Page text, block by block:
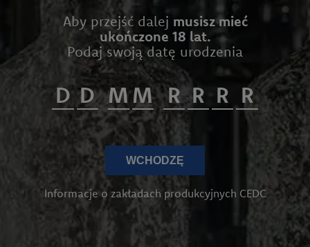
Aby przejść dalej musisz mieć
ukończone 18 lat.
Podaj swoją datę urodzenia
WCHODZĘ
Informacje o zakładach produkcyjnych CEDC